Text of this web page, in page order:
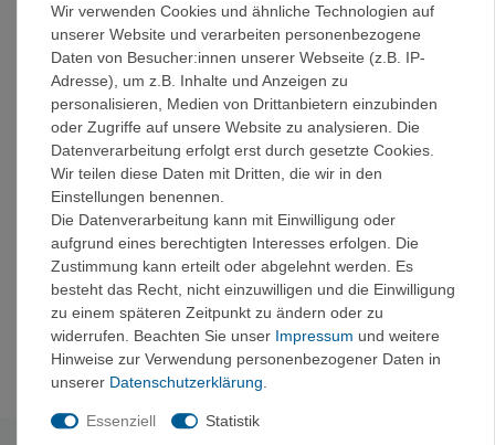
zusammenfalten, und alle drei lassen sich ineinander
stapeln und kompakt verpacken
Hergestellt aus lebensmittelechtem Silikon und
glasverstärktem Nylon 66. Der Becher verfügt über
Nylonringe, die die Form beibehalten und die
Fingerspitzen vor Hitze schützen
Boden und Rand bestehen zu 30% aus
glasverstärktem Nylon 66 für leichtes Geweicht und
Langlebigkeit
Leicht und verpackbar, stark und funktional – das
perfekte Campinggeschirr
Die Wölbung zwischen den Seitenwänden und dem
Boden passt perfekt zu den Sea to Summit Löffeln –
so entgeht dir kein Bissen
Passt perfekt in den Frontier 2L Pouring Pot
Wir verwenden Cookies und ähnliche Technologien auf
unserer Website und verarbeiten personenbezogene
Daten von Besucher:innen unserer Webseite (z.B. IP-
Adresse), um z.B. Inhalte und Anzeigen zu
personalisieren, Medien von Drittanbietern einzubinden
oder Zugriffe auf unsere Website zu analysieren. Die
Datenverarbeitung erfolgt erst durch gesetzte Cookies.
Wir teilen diese Daten mit Dritten, die wir in den
Einstellungen benennen.
Die Datenverarbeitung kann mit Einwilligung oder
aufgrund eines berechtigten Interesses erfolgen. Die
Zustimmung kann erteilt oder abgelehnt werden. Es
besteht das Recht, nicht einzuwilligen und die Einwilligung
zu einem späteren Zeitpunkt zu ändern oder zu
widerrufen. Beachten Sie unser Impressum und weitere
Hinweise zur Verwendung personenbezogener Daten in
unserer Daten­schutz­erklärung
Essenziell Statistik